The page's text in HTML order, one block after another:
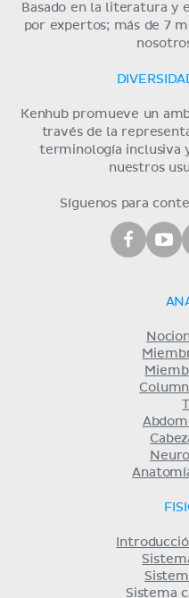
Basado en la literatura y
por expertos; más de 7
Kenhub promueve un
través de la
terminología inclusiva
nuestros
Síguenos para
Sistema